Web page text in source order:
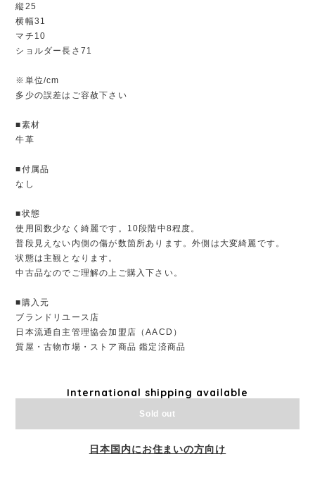
縦25
横幅31
マチ10
ショルダー長さ71
※単位/cm
多少の誤差はご容赦下さい
■素材
牛革
■付属品
なし
■状態
使用回数少なく綺麗です。10段階中8程度。
普段見えない内側の傷が数箇所あります。外側は大変綺麗です。
状態は主観となります。
中古品なのでご理解の上ご購入下さい。
■購入元
ブランドリユース店
日本流通自主管理協会加盟店（AACD）
質屋・古物市場・ストア商品 鑑定済商品
International shipping available
Sold out
日本国内にお住まいの方向け